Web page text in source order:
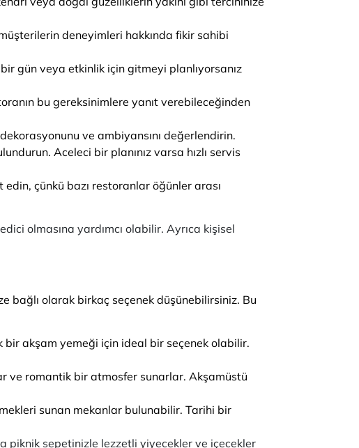
deneyimleri hakkında fikir sahibi
gün veya etkinlik için gitmeyi planlıyorsanız
bu gereksinimlere yanıt verebileceğinden
ve ambiyansını değerlendirin.
Aceleci bir planınız varsa hızlı servis
çünkü bazı restoranlar öğünler arası
olmasına yardımcı olabilir. Ayrıca kişisel
bağlı olarak birkaç seçenek düşünebilirsiniz. Bu
akşam yemeği için ideal bir seçenek olabilir.
ve romantik bir atmosfer sunarlar. Akşamüstü
sunan mekanlar bulunabilir. Tarihi bir
piknik sepetinizle lezzetli yiyecekler ve içecekler